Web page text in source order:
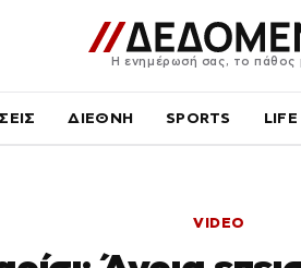
Η ενημέρωσή σας, το πάθος
ΔΙΕΘΝΗ SPORTS LIFE
VIDEO